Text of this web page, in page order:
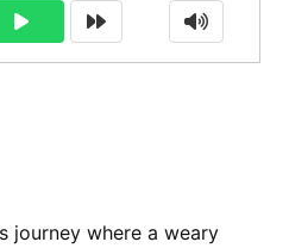
journey where a weary